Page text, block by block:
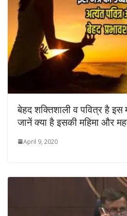
बेहद शक्तिशाली व पवित्र है इस
जानें क्या है इसकी महिमा और
April 9, 2020